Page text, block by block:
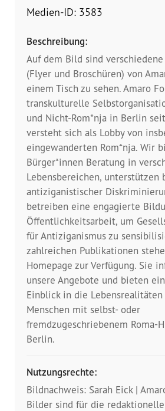
Dachorganisationen
Anlaufstelle Nevo Foro (Neue
Stadt)
Bildungsangebote für
Leistungsbehörden und
Sozialberatungsstellen
Dokumentationsstelle
Antiziganismus – DOSTA
Internationale Jugendarbeit
Abgeschlossene Projekte
Materialien
Wissenswertes
Publikationen
Mediathek
Plakate
Medien-ID: 3583
Beschreibung:
Auf dem Bild sind
(Flyer und Broschüren) von
einem Tisch zu sehen. Amaro
transkulturelle
und Nicht-Rom*nja in Berlin
versteht sich als Lobby von
eingewanderten Rom*nja. Wir
Bürger*innen Beratung in
Lebensbereichen, unterstützen
antiziganistischer
betreiben eine engagierte
Öffentlichkeitsarbeit, um
für Antiziganismus zu
zahlreichen Publikationen
Homepage zur Verfügung. Sie
unsere Angebote und bieten
Einblick in die
Menschen mit selbst- oder
fremdzugeschriebenem Roma-
Berlin.
Nutzungsrechte:
Bildnachweis: Sarah Eick |
Bilder sind für die